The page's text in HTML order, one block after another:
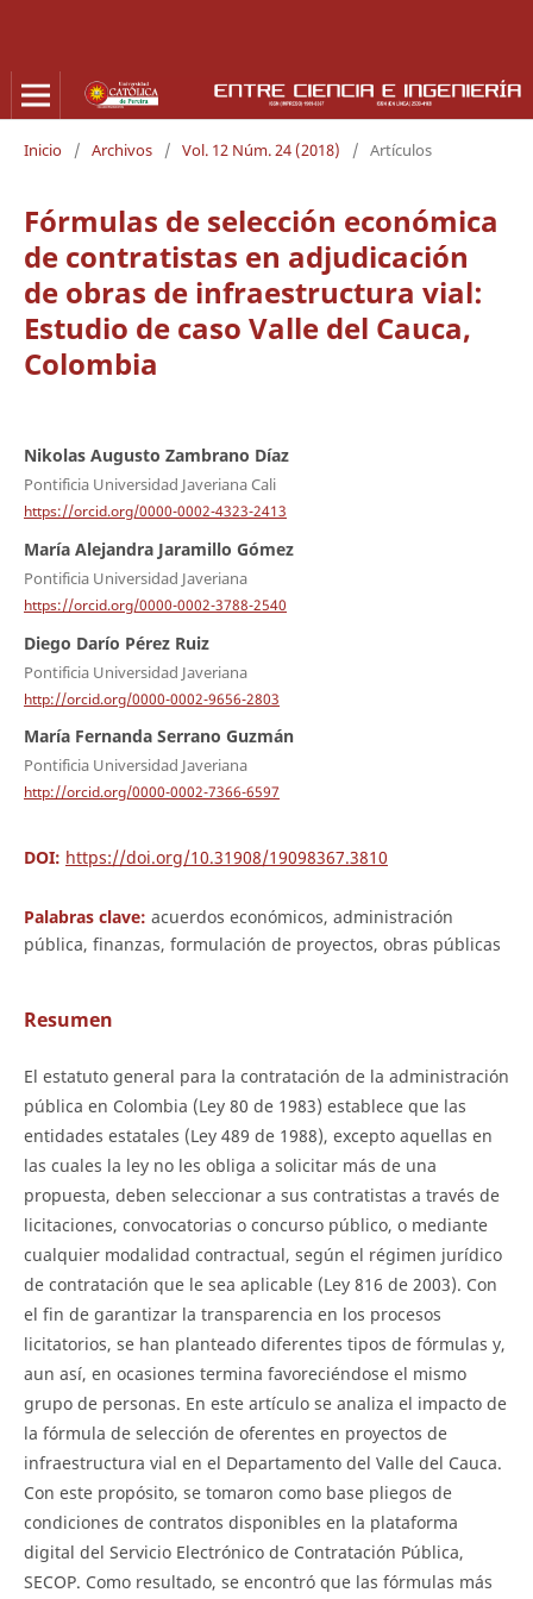
Inicio / Archivos / Vol. 12 Núm. 24 (2018) / Artículos
Fórmulas de selección económica
de contratistas en adjudicación
de obras de infraestructura vial:
Estudio de caso Valle del Cauca,
Colombia
Nikolas Augusto Zambrano Díaz
Pontificia Universidad Javeriana Cali
https://orcid.org/0000-0002-4323-2413
María Alejandra Jaramillo Gómez
Pontificia Universidad Javeriana
https://orcid.org/0000-0002-3788-2540
Diego Darío Pérez Ruiz
Pontificia Universidad Javeriana
http://orcid.org/0000-0002-9656-2803
María Fernanda Serrano Guzmán
Pontificia Universidad Javeriana
http://orcid.org/0000-0002-7366-6597
DOI: https://doi.org/10.31908/19098367.3810
Palabras clave: acuerdos económicos, administración
pública, finanzas, formulación de proyectos, obras públicas
Resumen
El estatuto general para la contratación de la administración
pública en Colombia (Ley 80 de 1983) establece que las
entidades estatales (Ley 489 de 1988), excepto aquellas en
las cuales la ley no les obliga a solicitar más de una
propuesta, deben seleccionar a sus contratistas a través de
licitaciones, convocatorias o concurso público, o mediante
cualquier modalidad contractual, según el régimen jurídico
de contratación que le sea aplicable (Ley 816 de 2003). Con
el fin de garantizar la transparencia en los procesos
licitatorios, se han planteado diferentes tipos de fórmulas y,
aun así, en ocasiones termina favoreciéndose el mismo
grupo de personas. En este artículo se analiza el impacto de
la fórmula de selección de oferentes en proyectos de
infraestructura vial en el Departamento del Valle del Cauca.
Con este propósito, se tomaron como base pliegos de
condiciones de contratos disponibles en la plataforma
digital del Servicio Electrónico de Contratación Pública,
SECOP. Como resultado, se encontró que las fórmulas más